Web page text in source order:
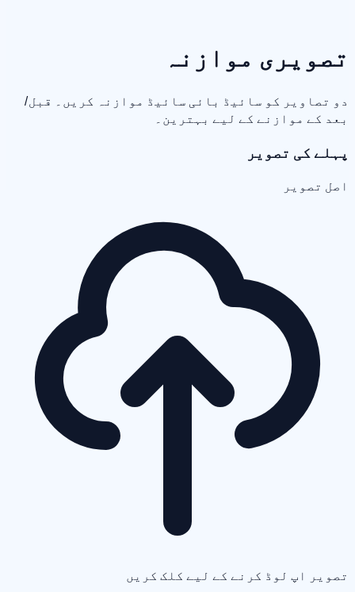
تصویری موازنہ
دو تصاویر کو سائیڈ بائی سائیڈ موازنہ کریں۔ قبل/
بعد کے موازنے کے لیے بہترین۔
پہلے کی تصویر
اصل تصویر
تصویر اپ لوڈ کرنے کے لیے کلک کریں